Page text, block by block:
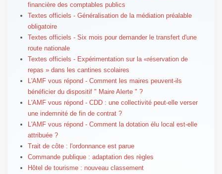
financière des comptables publics
Textes officiels - Généralisation de la médiation préalable
obligatoire
Textes officiels - Six mois pour demander le transfert d'une
route nationale
Textes officiels - Expérimentation sur la «réservation de
repas » dans les cantines scolaires
L'AMF vous répond - Comment les maires peuvent-ils
bénéficier du dispositif " Maire Alerte " ?
L'AMF vous répond - CDD : une collectivité peut-elle verser
une indemnité de fin de contrat ?
L'AMF vous répond - Comment la dotation élu local est-elle
attribuée ?
Trait de côte : l'ordonnance est parue
Commande publique : adaptation des règles
Hôtel de tourisme : nouveau classement